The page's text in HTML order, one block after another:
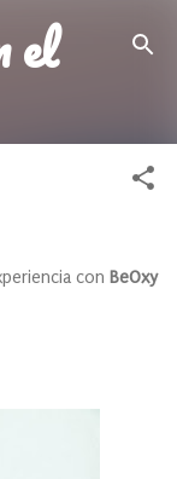
el
con BeOxy